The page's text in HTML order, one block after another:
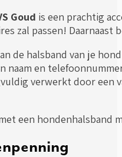
Goud is een prachtig
zal passen!
de halsband van je
naam en
verwerkt door een
een hondenhalsband